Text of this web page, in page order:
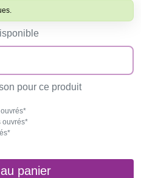
pour ce produit
ouvrés*
panier